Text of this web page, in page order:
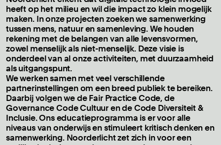
heeft op het milieu en wil die impact zo klein mogelijk
maken. In onze projecten zoeken we samenwerking
tussen mens, natuur en samenleving. We houden
rekening met de belangen van alle levensvormen,
zowel menselijk als niet-menselijk. Deze visie is
onderdeel van al onze activiteiten, met duurzaamheid
als uitgangspunt.
We werken samen met veel verschillende
partnerinstellingen om een breed publiek te bereiken.
Daarbij volgen we de Fair Practice Code, de
Governance Code Cultuur en de Code Diversiteit &
Inclusie. Ons educatieprogramma is er voor alle
niveaus van onderwijs en stimuleert kritisch denken en
samenwerking. Noorderlicht zet zich in voor een